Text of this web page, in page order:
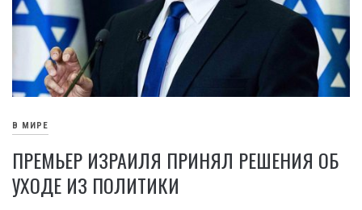
В МИРЕ
ПРЕМЬЕР ИЗРАИЛЯ ПРИНЯЛ РЕШЕНИЯ ОБ
УХОДЕ ИЗ ПОЛИТИКИ